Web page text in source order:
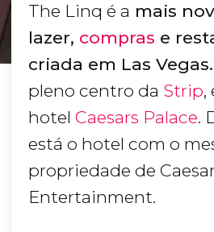
The Linq é a mais
lazer, compras e
criada em Las Vegas.
pleno centro da Strip,
hotel Caesars Palace.
está o hotel com o
propriedade de
Entertainment.